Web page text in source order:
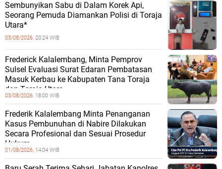
Sembunyikan Sabu di Dalam Korek Api,
Seorang Pemuda Diamankan Polisi di Toraja
Utara*
03/08/2026, 20:24 WIB
Frederick Kalalembang, Minta Pemprov
Sulsel Evaluasi Surat Edaran Pembatasan
Masuk Kerbau ke Kabupaten Tana Toraja
dan Toraja Utara
03/08/2026, 18:00 WIB
Frederik Kalalembang Minta Penanganan
Kasus Pembunuhan di Nabire Dilakukan
Secara Profesional dan Sesuai Prosedur
Hukum
01/08/2026, 14:04 WIB